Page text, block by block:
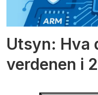
Utsyn: Hva
verdenen i